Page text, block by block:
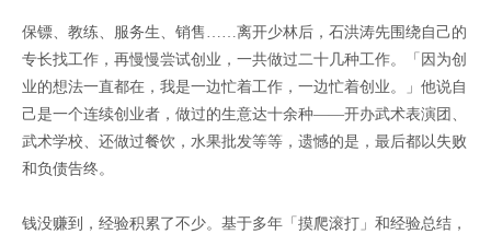
保镖、教练、服务生、销售……离开少林后，石洪涛先围绕自己的
专长找工作，再慢慢尝试创业，一共做过二十几种工作。「因为创
业的想法一直都在，我是一边忙着工作，一边忙着创业。」他说自
己是一个连续创业者，做过的生意达十余种——开办武术表演团、
武术学校、还做过餐饮，水果批发等等，遗憾的是，最后都以失败
和负债告终。
钱没赚到，经验积累了不少。基于多年「摸爬滚打」和经验总结，